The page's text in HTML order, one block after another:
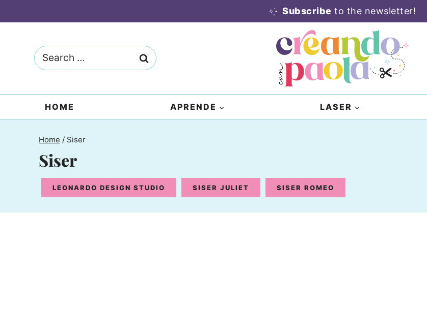
Subscribe to the newsletter!
Search
for:
HOME APRENDE LASER
Home / Siser
Siser
LEONARDO DESIGN STUDIO SISER JULIET SISER ROMEO